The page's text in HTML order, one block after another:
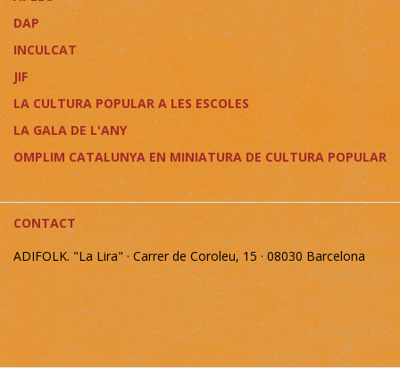
DAP
INCULCAT
JIF
LA CULTURA POPULAR A LES ESCOLES
LA GALA DE L'ANY
OMPLIM CATALUNYA EN MINIATURA DE CULTURA POPULAR
CONTACT
ADIFOLK. "La Lira" · Carrer de Coroleu, 15 · 08030 Barcelona